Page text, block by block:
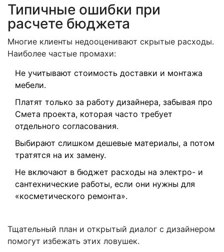
Типичные ошибки при
расчете бюджета
Многие клиенты недооценивают скрытые расходы.
Наиболее частые промахи:
Не учитывают стоимость доставки и монтажа
мебели.
Платят только за работу дизайнера, забывая про
Смета проекта, которая часто требует
отдельного согласования.
Выбирают слишком дешевые материалы, а потом
тратятся на их замену.
Не включают в бюджет расходы на электро- и
сантехнические работы, если они нужны для
«косметического ремонта».
Тщательный план и открытый диалог с дизайнером
помогут избежать этих ловушек.